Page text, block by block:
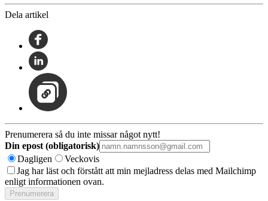
Dela artikel
Prenumerera så du inte missar något nytt!
Din epost (obligatorisk)
Dagligen
Veckovis
Jag har läst och förstått att min mejladress delas med Mailchimp
enligt informationen ovan.